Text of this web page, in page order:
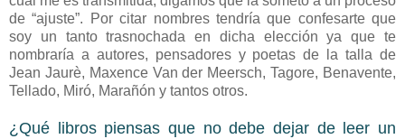
de “ajuste”. Por citar nombres tendría que confesarte que
soy un tanto trasnochada en dicha elección ya que te
nombraría a autores, pensadores y poetas de la talla de
Jean Jaurè, Maxence Van der Meersch, Tagore, Benavente,
Tellado, Miró, Marañón y tantos otros.
¿Qué libros piensas que no debe dejar de leer un